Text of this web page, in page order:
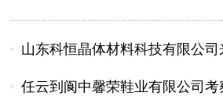
山东科恒晶体材料科技有限公司
任云到阆中馨荣鞋业有限公司考